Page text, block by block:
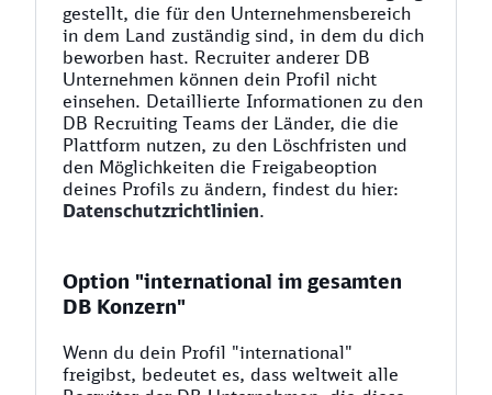
gestellt, die für den Unternehmensbereich
in dem Land zuständig sind, in dem du dich
beworben hast. Recruiter anderer DB
Unternehmen können dein Profil nicht
einsehen. Detaillierte Informationen zu den
DB Recruiting Teams der Länder, die die
Plattform nutzen, zu den Löschfristen und
den Möglichkeiten die Freigabeoption
deines Profils zu ändern, findest du hier:
Datenschutzrichtlinien.
Option "international im gesamten
DB Konzern"
Wenn du dein Profil "international"
freigibst, bedeutet es, dass weltweit alle